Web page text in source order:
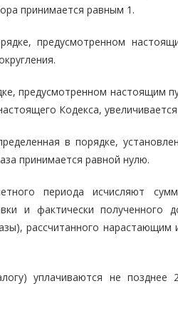
принимается равным 1.
предусмотренном
предусмотренном настоящим
Кодекса,
в порядке,
принимается равной нулю.
периода исчисляют
и фактически полученного
рассчитанного нарастающим
уплачиваются не позднее